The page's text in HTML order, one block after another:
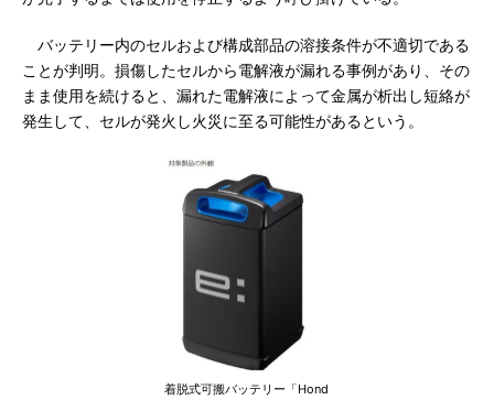
バッテリー内のセルおよび構成部品の溶接条件が不適切である
ことが判明。損傷したセルから電解液が漏れる事例があり、その
まま使用を続けると、漏れた電解液によって金属が析出し短絡が
発生して、セルが発火し火災に至る可能性があるという。
着脱式可搬バッテリー「Hond